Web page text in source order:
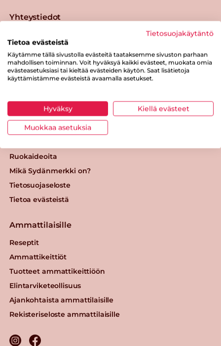
Yhteystiedot
Oltermannintie 8
00620 Helsinki
sydanmerkki@sydanliitto.fi
Tuotteet
Ruokaideoita
Mikä Sydänmerkki on?
Tietosuojaseloste
Tietoa evästeistä
Ammattilaisille
Reseptit
Ammattikeittiöt
Tuotteet ammattikeittiöön
Elintarviketeollisuus
Ajankohtaista ammattilaisille
Rekisteriseloste ammattilaisille
Tietosuojakäytäntö
Tietoa evästeistä
Käytämme tällä sivustolla evästeitä taataksemme sivuston parhaan
mahdollisen toiminnan. Voit hyväksyä kaikki evästeet, muokata omia
evästeasetuksiasi tai kieltää evästeiden käytön. Saat lisätietoja
käyttämistämme evästeistä avaamalla asetukset.
Hyväksy Kiellä evästeet
Muokkaa asetuksia